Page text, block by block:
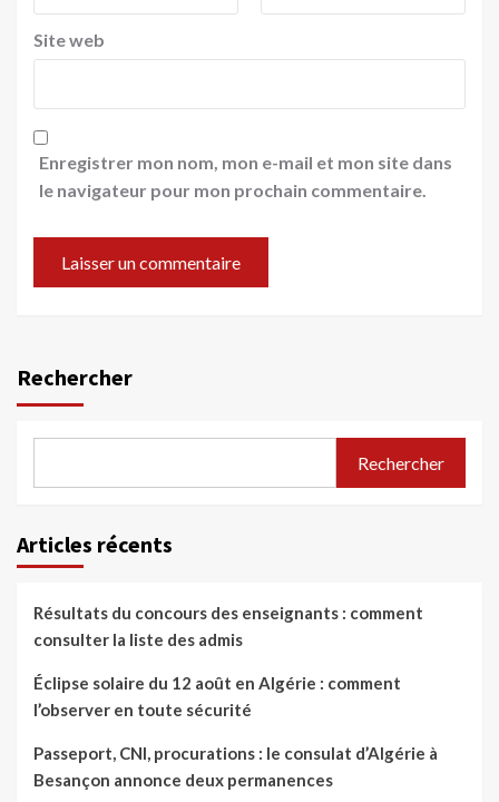
Site web
Enregistrer mon nom, mon e-mail et mon site dans
le navigateur pour mon prochain commentaire.
Rechercher
Rechercher
Articles récents
Résultats du concours des enseignants : comment
consulter la liste des admis
Éclipse solaire du 12 août en Algérie : comment
l’observer en toute sécurité
Passeport, CNI, procurations : le consulat d’Algérie à
Besançon annonce deux permanences